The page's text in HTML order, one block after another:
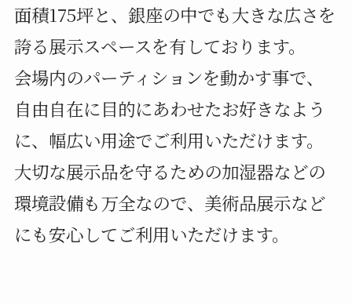
面積175坪と、銀座の中でも大きな広さを
誇る展示スペースを有しております。
会場内のパーティションを動かす事で、
自由自在に目的にあわせたお好きなよう
に、幅広い用途でご利用いただけます。
大切な展示品を守るための加湿器などの
環境設備も万全なので、美術品展示など
にも安心してご利用いただけます。